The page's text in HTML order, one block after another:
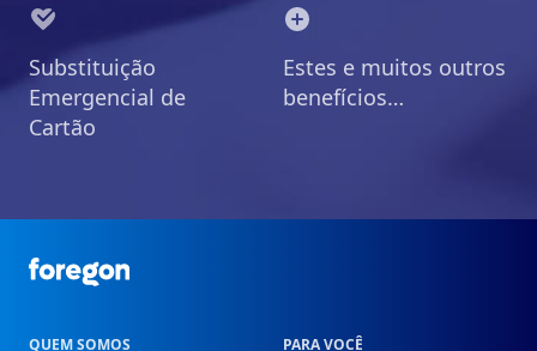
Substituição
Emergencial de
Cartão
Estes e muitos outros
benefícios…
Foregon.com
QUEM SOMOS PARA VOCÊ